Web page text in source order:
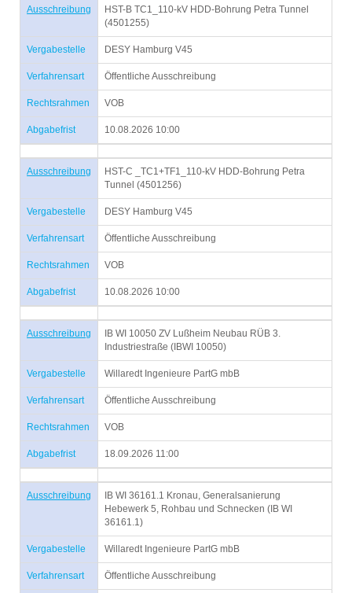
Ausschreibung
HST-B TC1_110-kV HDD-Bohrung Petra Tunnel
(4501255)
Vergabestelle DESY Hamburg V45
Verfahrensart Öffentliche Ausschreibung
Rechtsrahmen VOB
Abgabefrist 10.08.2026 10:00
Ausschreibung
HST-C _TC1+TF1_110-kV HDD-Bohrung Petra
Tunnel (4501256)
Vergabestelle DESY Hamburg V45
Verfahrensart Öffentliche Ausschreibung
Rechtsrahmen VOB
Abgabefrist 10.08.2026 10:00
Ausschreibung
IB WI 10050 ZV Lußheim Neubau RÜB 3.
Industriestraße (IBWI 10050)
Vergabestelle Willaredt Ingenieure PartG mbB
Verfahrensart Öffentliche Ausschreibung
Rechtsrahmen VOB
Abgabefrist 18.09.2026 11:00
Ausschreibung
IB WI 36161.1 Kronau, Generalsanierung
Hebewerk 5, Rohbau und Schnecken (IB WI
36161.1)
Vergabestelle Willaredt Ingenieure PartG mbB
Verfahrensart Öffentliche Ausschreibung